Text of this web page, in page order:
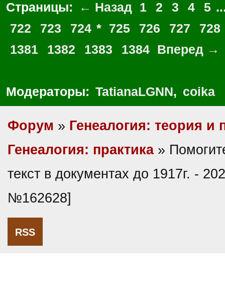
Страницы: ← Назад 1 2 3 4 5
722
723 724 * 725 726 727 728
1381
1382 1383 1384 Вперед →
Модераторы: TatianaLGNN, coika
Форум » Генеалогия: теория и
Генеалогия: практика»
текст в документах до 1917г. -
№162628]
RSS